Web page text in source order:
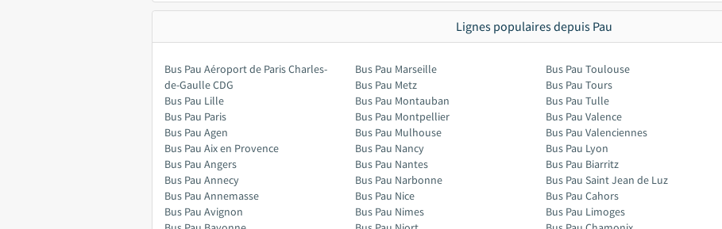
Lignes populaires depuis Pau
Bus Pau Aéroport de Paris Charles-
de-Gaulle CDG
Bus Pau Lille
Bus Pau Paris
Bus Pau Agen
Bus Pau Aix en Provence
Bus Pau Angers
Bus Pau Annecy
Bus Pau Annemasse
Bus Pau Avignon
Bus Pau Marseille
Bus Pau Metz
Bus Pau Montauban
Bus Pau Montpellier
Bus Pau Mulhouse
Bus Pau Nancy
Bus Pau Nantes
Bus Pau Narbonne
Bus Pau Nice
Bus Pau Nimes
Bus Pau Toulouse
Bus Pau Tours
Bus Pau Tulle
Bus Pau Valence
Bus Pau Valenciennes
Bus Pau Lyon
Bus Pau Biarritz
Bus Pau Saint Jean de Luz
Bus Pau Cahors
Bus Pau Limoges